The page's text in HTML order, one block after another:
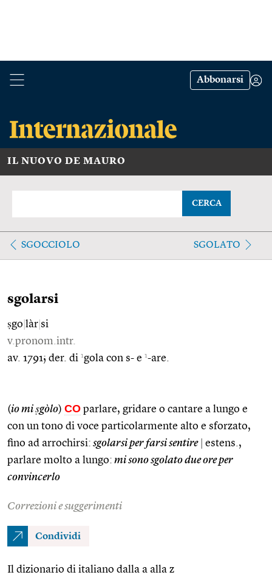
Abbonarsi
IL NUOVO DE MAURO
CERCA
SGOCCIOLO SGOLATO
sgolarsi
ṣgo làr si
v.pronom.intr.
av. 1791; der. di 1gola con s- e 1-are.
(io mi ṣgòlo) CO parlare, gridare o cantare a lungo e
con un tono di voce particolarmente alto e sforzato,
fino ad arrochirsi: sgolarsi per farsi sentire
estens.,
parlare molto a lungo: mi sono sgolato due ore per
convincerlo
Correzioni e suggerimenti
Condividi
Il dizionario di italiano dalla a alla z